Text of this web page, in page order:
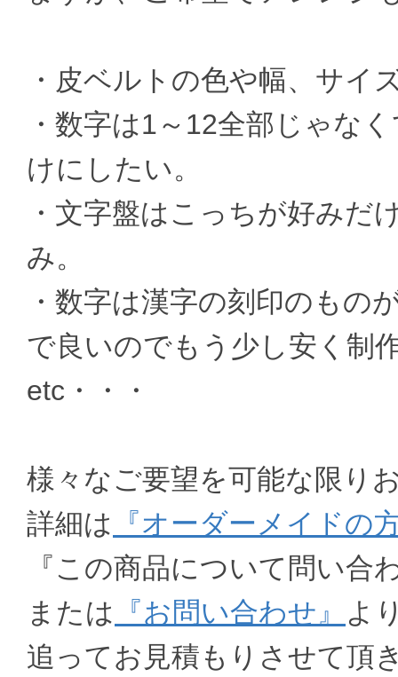
・皮ベルトの色や幅、サイ
・数字は1～12全部じゃな
けにしたい。
・文字盤はこっちが好みだ
み。
・数字は漢字の刻印のもの
で良いのでもう少し安く制
etc・・・
様々なご要望を可能な限り
詳細は 『オーダーメイドの
『この商品について問い合
または 『お問い合わせ』
よ
追ってお見積もりさせて頂